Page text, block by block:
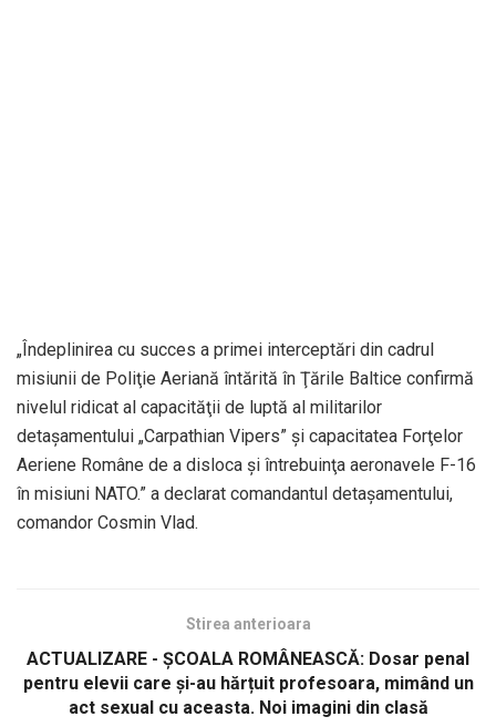
„Îndeplinirea cu succes a primei interceptări din cadrul
misiunii de Poliţie Aeriană întărită în Ţările Baltice confirmă
nivelul ridicat al capacităţii de luptă al militarilor
detaşamentului „Carpathian Vipers” şi capacitatea Forţelor
Aeriene Române de a disloca şi întrebuinţa aeronavele F-16
în misiuni NATO.” a declarat comandantul detaşamentului,
comandor Cosmin Vlad.
Stirea anterioara
ACTUALIZARE - ȘCOALA ROMÂNEASCĂ: Dosar penal
pentru elevii care și-au hărțuit profesoara, mimând un
act sexual cu aceasta. Noi imagini din clasă